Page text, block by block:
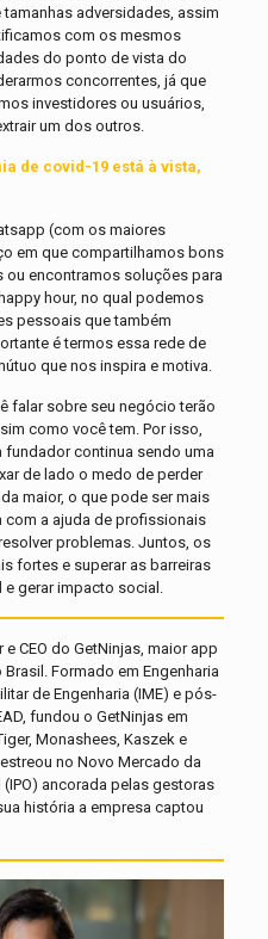
adversidades, assim
com os mesmos
do ponto de vista do
concorrentes, já que
investidores ou usuários,
um dos outros.
de covid-19 está à vista,
(com os maiores
em que compartilhamos bons
encontramos soluções para
hour, no qual podemos
pessoais que também
é termos essa rede de
que nos inspira e motiva.
falar sobre seu negócio terão
como você tem. Por isso,
continua sendo uma
de lado o medo de perder
maior, o que pode ser mais
a ajuda de profissionais
problemas. Juntos, os
fortes e superar as barreiras
gerar impacto social.
CEO do GetNinjas, maior app
Formado em Engenharia
de Engenharia (IME) e pós-
fundou o GetNinjas em
Monashees, Kaszek e
no Novo Mercado da
ancorada pelas gestoras
história a empresa captou